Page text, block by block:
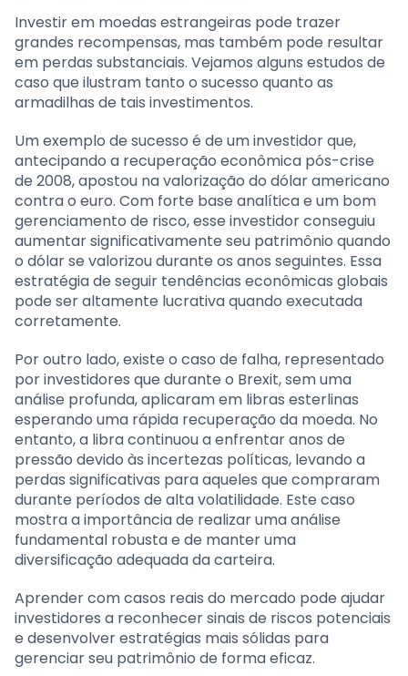
Investir em moedas estrangeiras pode trazer
grandes recompensas, mas também pode resultar
em perdas substanciais. Vejamos alguns estudos de
caso que ilustram tanto o sucesso quanto as
armadilhas de tais investimentos.
Um exemplo de sucesso é de um investidor que,
antecipando a recuperação econômica pós-crise
de 2008, apostou na valorização do dólar americano
contra o euro. Com forte base analítica e um bom
gerenciamento de risco, esse investidor conseguiu
aumentar significativamente seu patrimônio quando
o dólar se valorizou durante os anos seguintes. Essa
estratégia de seguir tendências econômicas globais
pode ser altamente lucrativa quando executada
corretamente.
Por outro lado, existe o caso de falha, representado
por investidores que durante o Brexit, sem uma
análise profunda, aplicaram em libras esterlinas
esperando uma rápida recuperação da moeda. No
entanto, a libra continuou a enfrentar anos de
pressão devido às incertezas políticas, levando a
perdas significativas para aqueles que compraram
durante períodos de alta volatilidade. Este caso
mostra a importância de realizar uma análise
fundamental robusta e de manter uma
diversificação adequada da carteira.
Aprender com casos reais do mercado pode ajudar
investidores a reconhecer sinais de riscos potenciais
e desenvolver estratégias mais sólidas para
gerenciar seu patrimônio de forma eficaz.